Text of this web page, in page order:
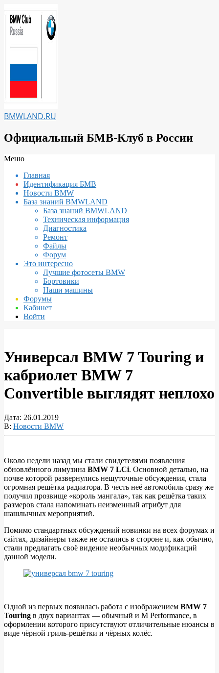
к
содержимому
BMWLAND.RU
Официальный БМВ-Клуб в России
Вторичное
навигации
Меню
Главная
Идентификация БМВ
Новости BMW
База знаний BMWLAND
База знаний BMWLAND
Техническая информация
Диагностика
Ремонт
Файлы
Форум
Это интересно
Лучшие фотосеты BMW
Бортовики
Наши машины
Форумы
Кабинет
Войти
Универсал BMW 7 Touring и
кабриолет BMW 7
Convertible выглядят неплохо
Дата: 26.01.2019
В: Новости BMW
Универсал
BMW
7
Touring
и
кабриолет
BMW
7
Convertible
неплохо
Около недели назад мы стали свидетелями появления
обновлённого лимузина BMW 7 LCi. Основной деталью, на
почве которой развернулись нешуточные обсуждения, стала
огромная решётка радиатора. В честь неё автомобиль сразу же
получил прозвище «король мангала», так как решётка таких
размеров стала напоминать неизменный атрибут для
шашлычных мероприятий.
Помимо стандартных обсуждений новинки на всех форумах и
сайтах, дизайнеры также не остались в стороне и, как обычно,
стали предлагать своё видение необычных модификаций
данной модели.
Одной из первых появилась работа с изображением BMW 7
Touring в двух вариантах — обычный и M Performance, в
оформлении которого присутствуют отличительные нюансы в
виде чёрной гриль-решётки и чёрных колёс.